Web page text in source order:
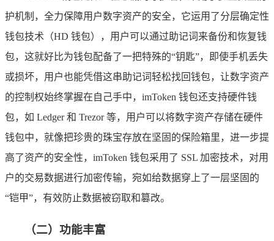
护机制，全力保障用户数字资产的安全，它运用了分层确定性
钱包技术（HD 钱包），用户可以通过助记词来备份和恢复钱
包，这就好比为钱包配备了一把特殊的“钥匙”，即使手机丢失
或损坏，用户也能凭借这串助记词轻松找回钱包，让数字资产
的控制权始终掌握在自己手中，imToken 钱包还支持硬件钱
包，如 Ledger 和 Trezor 等，用户可以将数字资产存储在硬件
钱包中，就像把珍贵的珠宝存放在坚固的保险箱里，进一步提
高了资产的安全性，imToken 钱包采用了 SSL 加密技术，对用
户的交易数据进行加密传输，宛如给数据穿上了一层坚固的
“铠甲”，有效防止数据被窃取和篡改。
（二）功能丰富